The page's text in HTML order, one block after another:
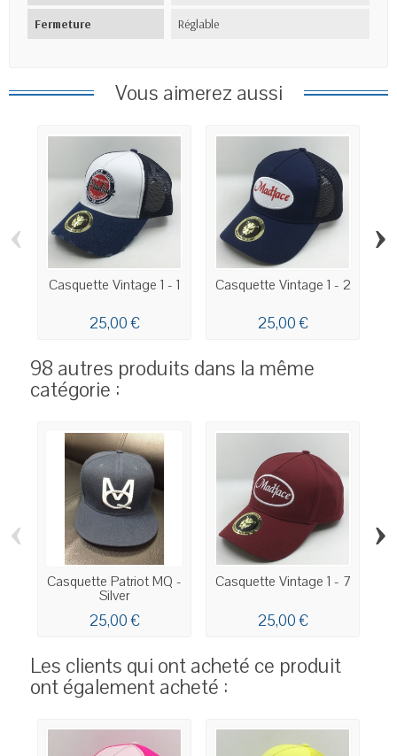
Fermeture Réglable
Vous aimerez aussi
Casquette Vintage 1 - 1
25,00 €
Casquette Vintage 1 - 2
25,00 €
‹ ›
98 autres produits dans la même
catégorie :
Casquette Patriot MQ -
Silver
25,00 €
Casquette Vintage 1 - 7
25,00 €
‹ ›
Les clients qui ont acheté ce produit
ont également acheté :